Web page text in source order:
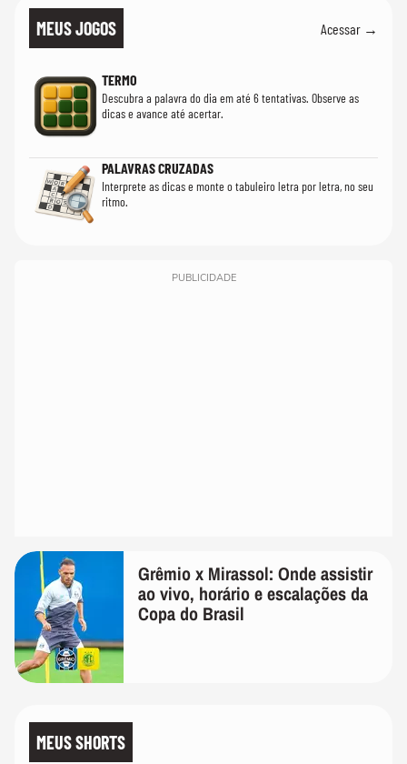
MEUS JOGOS Acessar →
TERMO
Descubra a palavra do dia em até 6 tentativas. Observe as
dicas e avance até acertar.
PALAVRAS CRUZADAS
Interprete as dicas e monte o tabuleiro letra por letra, no seu
ritmo.
PUBLICIDADE
Grêmio x Mirassol: Onde assistir
ao vivo, horário e escalações da
Copa do Brasil
MEUS SHORTS